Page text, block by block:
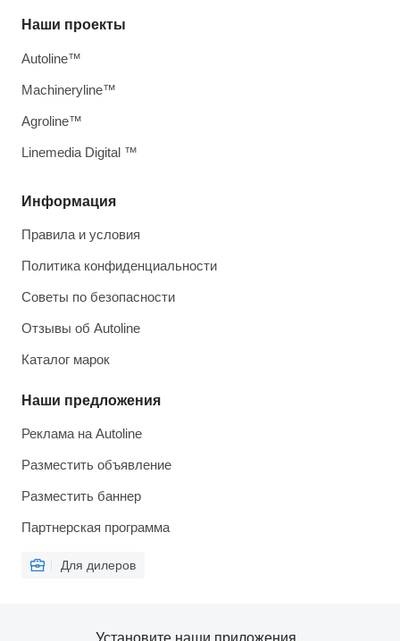
Информация
Правила и условия
Политика конфиденциальности
Советы по безопасности
Отзывы об Autoline
Каталог марок
Наши предложения
Реклама на Autoline
Разместить объявление
Разместить баннер
Партнерская программа
Для дилеров
Наши проекты
Autoline™
Machineryline™
Agroline™
Linemedia Digital ™
Установите наши приложения